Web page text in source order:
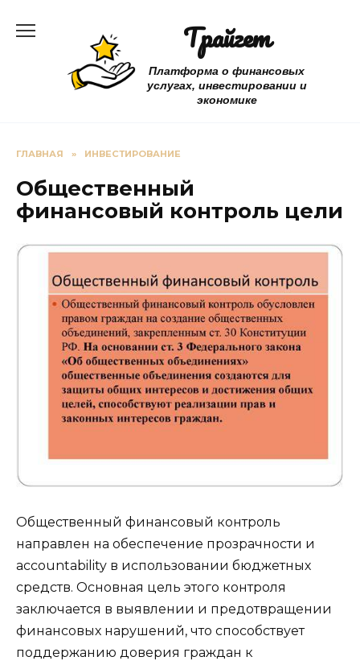
Трайгет
Платформа о финансовых
услугах, инвестировании и
экономике
ГЛАВНАЯ » ИНВЕСТИРОВАНИЕ
Общественный
финансовый контроль цели
Общественный финансовый контроль
направлен на обеспечение прозрачности и
accountability в использовании бюджетных
средств. Основная цель этого контроля
заключается в выявлении и предотвращении
финансовых нарушений, что способствует
поддержанию доверия граждан к